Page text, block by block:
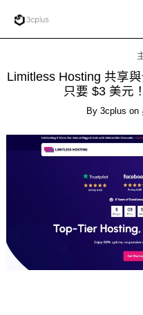
Limitless Hosting 共享
只要 $3 美元
By 3cplus on